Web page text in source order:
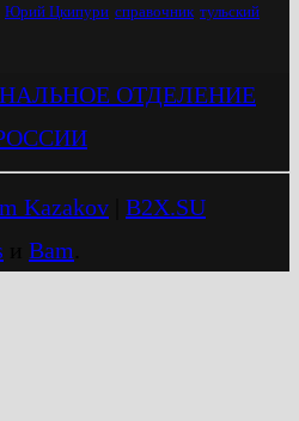
Юрий Цкипури справочник тульский
ОТДЕЛЕНИЕ
Kazakov
B2X.SU
Bam